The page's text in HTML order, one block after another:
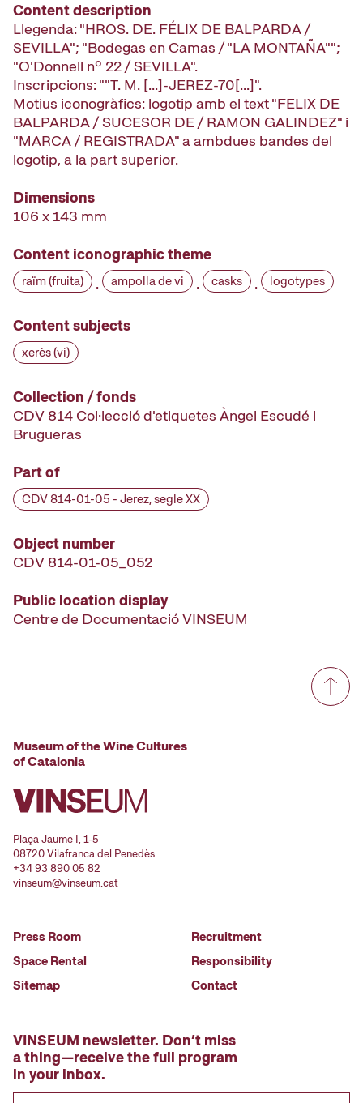
Content description
Llegenda: "HROS. DE. FÉLIX DE BALPARDA /
SEVILLA"; "Bodegas en Camas / "LA MONTAÑA"";
"O'Donnell nº 22 / SEVILLA".
Inscripcions: ""T. M. [...]-JEREZ-70[...]".
Motius iconogràfics: logotip amb el text "FELIX DE
BALPARDA / SUCESOR DE / RAMON GALINDEZ" i
"MARCA / REGISTRADA" a ambdues bandes del
logotip, a la part superior.
Dimensions
106 x 143 mm
Content iconographic theme
raïm (fruita) · ampolla de vi · casks · logotypes
Content subjects
xerès (vi)
Collection / fonds
CDV 814 Col·lecció d'etiquetes Àngel Escudé i
Brugueras
Part of
CDV 814-01-05 - Jerez, segle XX
Object number
CDV 814-01-05_052
Public location display
Centre de Documentació VINSEUM
Museum of the Wine Cultures
of Catalonia
Plaça Jaume I, 1-5
08720 Vilafranca del Penedès
+34 93 890 05 82
vinseum@vinseum.cat
Press Room
Space Rental
Sitemap
Recruitment
Responsibility
Contact
VINSEUM newsletter. Don’t miss
a thing—receive the full program
in your inbox.